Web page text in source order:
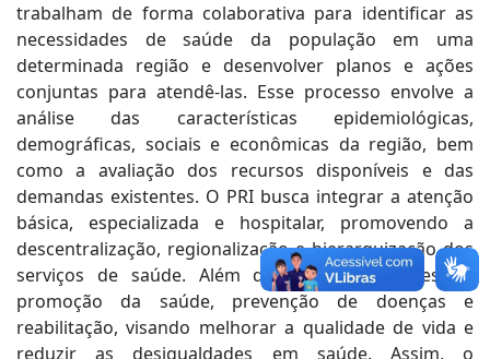
trabalham de forma colaborativa para identificar as
necessidades de saúde da população em uma
determinada região e desenvolver planos e ações
conjuntas para atendê-las. Esse processo envolve a
análise das características epidemiológicas,
demográficas, sociais e econômicas da região, bem
como a avaliação dos recursos disponíveis e das
demandas existentes. O PRI busca integrar a atenção
básica, especializada e hospitalar, promovendo a
descentralização, regionalização e hierarquização dos
serviços de saúde. Além disso, prioriza ações de
promoção da saúde, prevenção de doenças e
reabilitação, visando melhorar a qualidade de vida e
reduzir as desigualdades em saúde. Assim, o